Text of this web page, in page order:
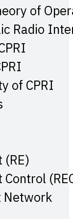
of
Radio
of CPRI
(RE)
Network